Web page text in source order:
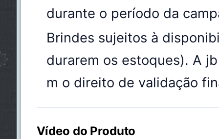
durante o período da
Brindes sujeitos à
durarem os estoques). A
m o direito de validação
Vídeo do Produto